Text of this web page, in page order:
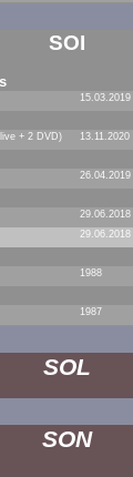
SOI
15.03.2019
+ 2 DVD) 13.11.2020
26.04.2019
29.06.2018
29.06.2018
1988
1987
SOL
SON